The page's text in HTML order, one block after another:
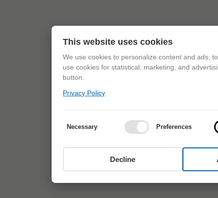
This website uses cookies
We use cookies to personalize content and ads,
use cookies for statistical, marketing, and
button.
Privacy Policy
Necessary Preferences
Decline